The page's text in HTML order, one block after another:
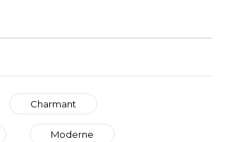
Charmant
Moderne